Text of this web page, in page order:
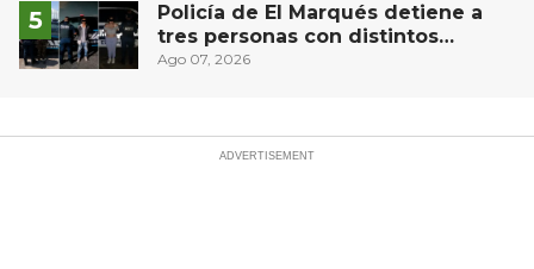
Policía de El Marqués detiene a
tres personas con distintos
narcóticos
Ago 07, 2026